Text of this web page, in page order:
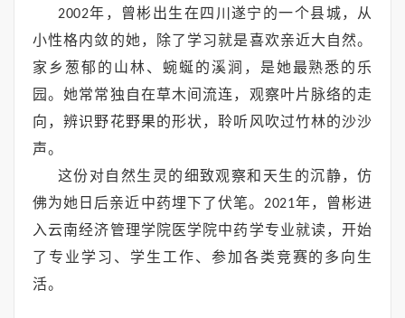
2002年，曾彬出生在四川遂宁的一个县城，从
小性格内敛的她，除了学习就是喜欢亲近大自然。
家乡葱郁的山林、蜿蜒的溪涧，是她最熟悉的乐
园。她常常独自在草木间流连，观察叶片脉络的走
向，辨识野花野果的形状，聆听风吹过竹林的沙沙
声。
这份对自然生灵的细致观察和天生的沉静，仿
佛为她日后亲近中药埋下了伏笔。 2021年，曾彬进
入云南经济管理学院医学院中药学专业就读，开始
了专业学习、学生工作、参加各类竞赛的多向生
活。